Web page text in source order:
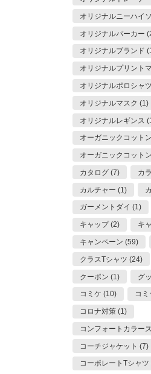
オリジナルニーハイ
オリジナルパーカー
オリジナルブランド
オリジナルプリント
オリジナルポロシャ
オリジナルマスク (1)
オリジナルレギンス
オーガニックコット
オーガニックコット
カタログ (7) カ
カルチャー (1)
ガーメントダイ (1)
キャップ (2) キ
キャンペーン (59)
クラスTシャツ (24)
クーポン (1) グ
コミケ (10) コ
コロナ対策 (1)
コンフォートカラー
コーチジャケット (7)
コーポレートTシャツ